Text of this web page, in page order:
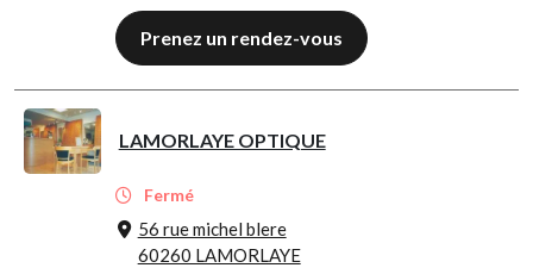
Prenez un rendez-vous
LAMORLAYE OPTIQUE
Fermé
56 rue michel blere
60260 LAMORLAYE